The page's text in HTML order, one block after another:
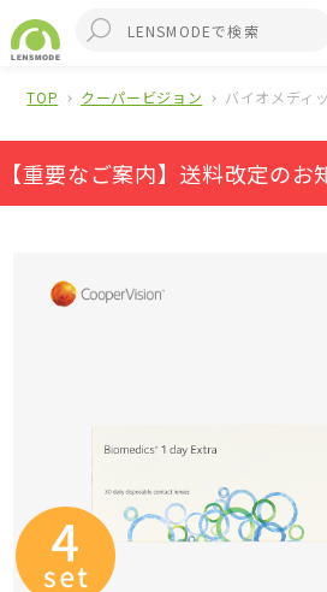
TOP クーパービジョン バイオメディ
【重要なご案内】送料改定の